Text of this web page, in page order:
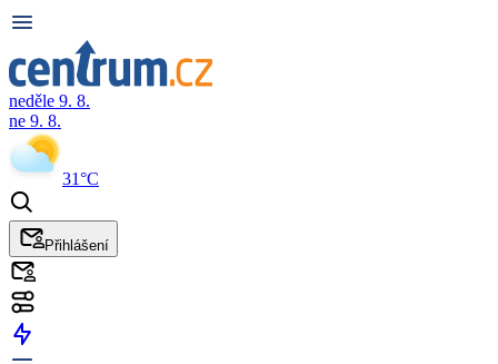
neděle 9. 8.
ne 9. 8.
31°C
Přihlášení